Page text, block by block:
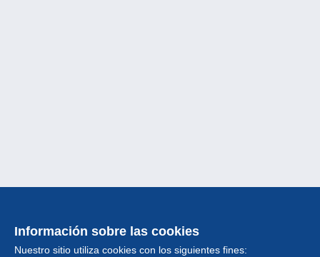
Información sobre las cookies
Nuestro sitio utiliza cookies con los siguientes fines: